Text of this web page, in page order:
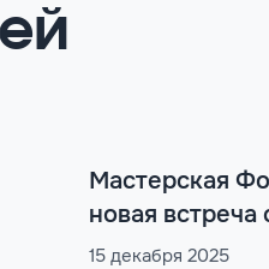
Мастерская
новая встреча
15 декабря 2025